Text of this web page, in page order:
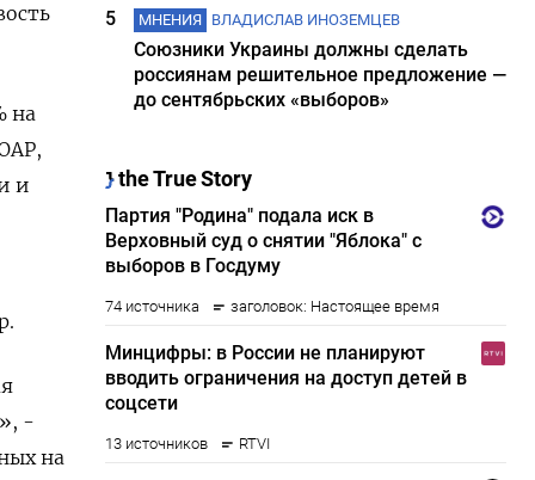
на
и
-
на
5
МНЕНИЯ ВЛАДИСЛАВ ИНОЗЕМЦЕВ
Союзники Украины должны сделать
россиянам решительное предложение —
до сентябрьских «выборов»